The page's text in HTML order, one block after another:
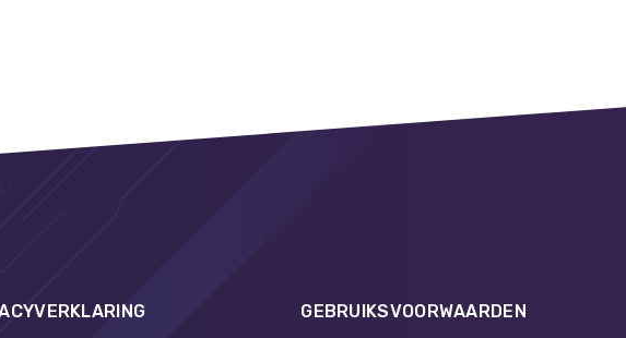
GEBRUIKSVOORWAARDEN